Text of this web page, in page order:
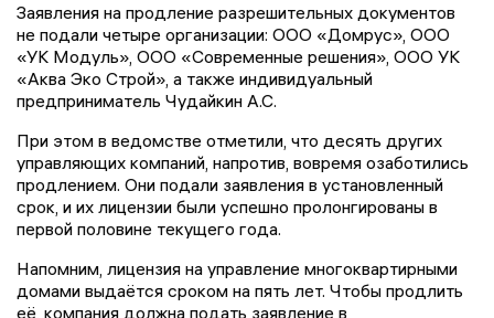
Заявления на продление разрешительных документов
не подали четыре организации: ООО «Домрус», ООО
«УК Модуль», ООО «Современные решения», ООО УК
«Аква Эко Строй», а также индивидуальный
предприниматель Чудайкин А.С.
При этом в ведомстве отметили, что десять других
управляющих компаний, напротив, вовремя озаботились
продлением. Они подали заявления в установленный
срок, и их лицензии были успешно пролонгированы в
первой половине текущего года.
Напомним, лицензия на управление многоквартирными
домами выдаётся сроком на пять лет. Чтобы продлить
её, компания должна подать заявление в